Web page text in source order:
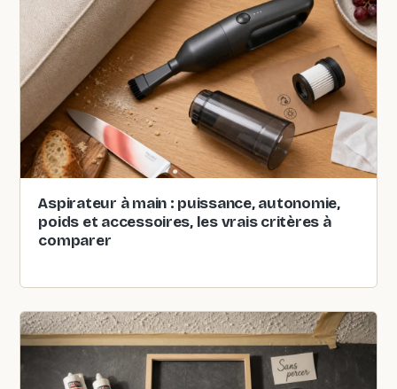
Aspirateur à main : puissance, autonomie,
poids et accessoires, les vrais critères à
comparer